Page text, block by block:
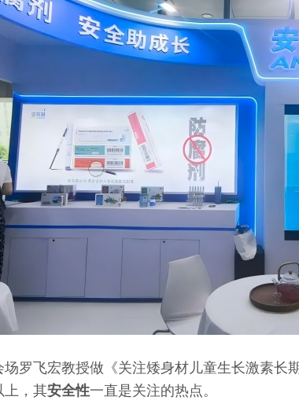
罗飞宏教授做《关注矮身材儿童生长激素
上，其安全性一直是关注的热点。